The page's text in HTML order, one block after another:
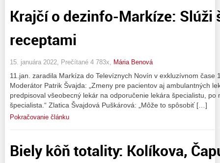
Krajčí o dezinfo-Markíze: Slúži
receptami
15. januára 2022, Prečítané 4 783x, Mária Benová
11.jan. zaradila Markíza do Televíznych Novín v exkluzívnom čase
Moderátor Patrik Švajda: „Zmeny pre pacientov aj ambulantných
predpisoval všeobecný lekár na odporučenie lekára špecialistu, po
špecialista.“ Zlatica Švajdová Puškárová: „Môže to spôsobiť […]
Pokračovanie článku
Biely kôň totality: Kolíkova,